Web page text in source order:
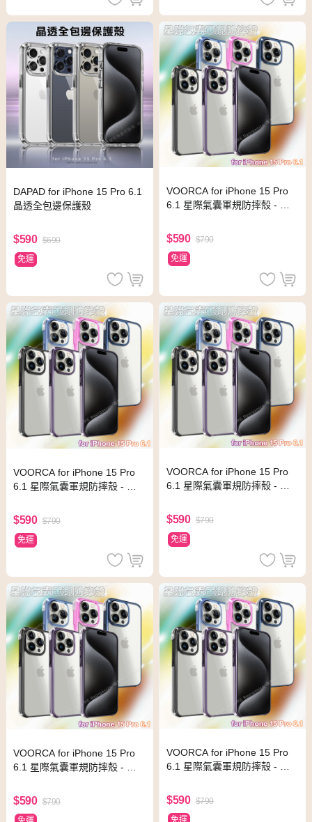
DAPAD for iPhone 15 Pro 6.1
晶透全包邊保護殼
$590 $690
免運
VOORCA for iPhone 15 Pro
6.1 星際氣囊軍規防摔殼 - 深
$590 $790
免運
VOORCA for iPhone 15 Pro
6.1 星際氣囊軍規防摔殼 - 黑
$590 $790
免運
VOORCA for iPhone 15 Pro
6.1 星際氣囊軍規防摔殼 - 玫
$590 $790
免運
VOORCA for iPhone 15 Pro
6.1 星際氣囊軍規防摔殼 - 紫
$590 $790
VOORCA for iPhone 15 Pro
6.1 星際氣囊軍規防摔殼 - 淺
$590 $790